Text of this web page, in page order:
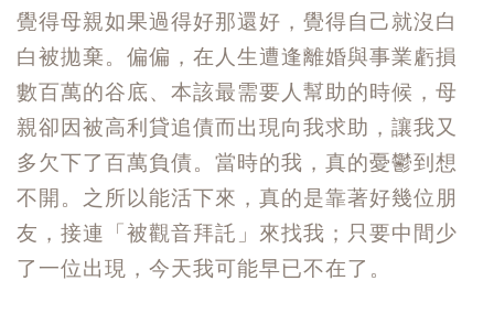
覺得母親如果過得好那還好，覺得自己就沒白
白被拋棄。偏偏，在人生遭逢離婚與事業虧損
數百萬的谷底、本該最需要人幫助的時候，母
親卻因被高利貸追債而出現向我求助，讓我又
多欠下了百萬負債。當時的我，真的憂鬱到想
不開。之所以能活下來，真的是靠著好幾位朋
友，接連「被觀音拜託」來找我；只要中間少
了一位出現，今天我可能早已不在了。